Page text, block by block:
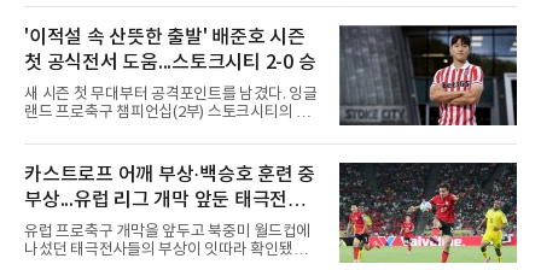
패와 통산 4번째 우승을 노린다.준결승 상대 말
레이시아는 8일 필리핀을 1-0
2027시즌 2.분데스리가(2부) 개막전에서 0-2로
뒤진 후반 추격골을 넣었다. 후반 15분 핀 라켄
마허와 교체 투입된 그는 후반 31분 페널티지역
오른쪽에서 카이 클레피시의 패스를 받아 오른
발 슈팅으로 마무리했다.다름슈타트는 후반 41
분 알렉산다르 부코티치의 동점골로 승점 1을
챙겼다. 홀슈타인 킬은 전반 8분 기예르모 발지,
활용한 제공권과 문전 슈팅이 강점인 정통 스트
라이커로, K리그1 포항 스틸러스에서
'이적설 속 산뜻한 출발' 배준호 시즌
첫 공식전서 도움...스토크시티 2-0 승
새 시즌 첫 무대부터 공격포인트를 남겼다. 잉글
랜드 프로축구 챔피언십(2부) 스토크시티의 배
호는 9일(한국시간) 영국 스토크온트렌트의 베
트365 스타디움에서 열린 올덤 애슬레틱(4부)과
의 2026-2027시즌 잉글랜드 풋볼리그컵(EFL
컵) 1라운드에서 팀의 2-0 승리에 쐐기를 박는
골을 도왔다.투입 직후 결정적인 장면을 만들었
다. 1-0으로 앞서던 후반 21분 그라운드를 밟은
그는 후반 37분 상대 수비 라인 사이를 찌르는
카스트로프 어깨 부상·백승호 훈련 중
부상...유럽 리그 개막 앞둔 태극전사
악재
유럽 프로축구 개막을 앞두고 북중미 월드컵에
나섰던 태극전사들의 부상이 잇따라 확인됐다.